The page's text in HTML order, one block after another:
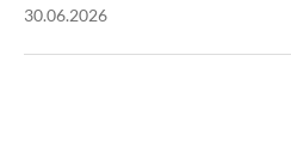
30.06.2026